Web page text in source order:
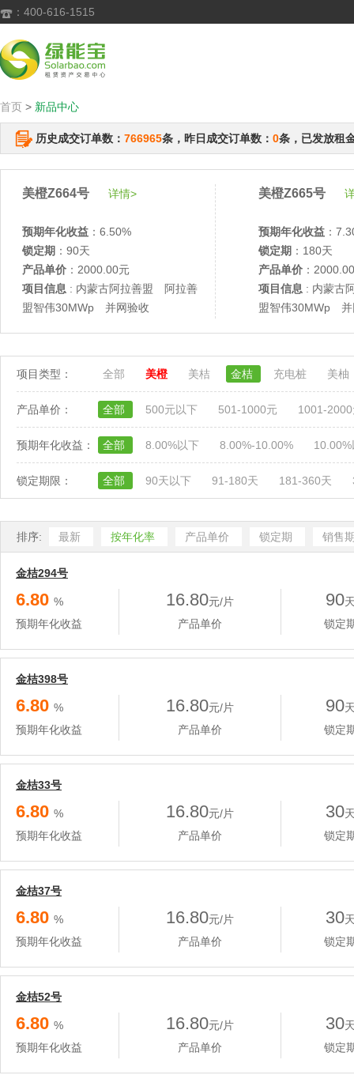
 ：400-616-1515
首页 > 新品中心
历史成交订单数： 766965条，昨日成交订单数： 0条，已发放租
美橙Z664号 详情>
预期年化收益 ：6.50%
锁定期 ：90天
产品单价 ：2000.00元
项目信息 : 内蒙古阿拉善盟 阿拉善
盟智伟30MWp 并网验收
美橙Z665号
预期年化收益 ：
锁定期 ：180天
产品单价 ：
项目信息 : 内蒙古
盟智伟30MWp 并
项目类型： 全部 美橙 美桔 金桔 充电桩 美柚
产品单价： 全部 500元以下 501-1000元 1001-
预期年化收益： 全部 8.00%以下 8.00%-10.00%
锁定期限： 全部 90天以下 91-180天 181-360天
排序: 最新 按年化率 产品单价 锁定期 销售
金桔294号
6.80 %
预期年化收益
16.80元/片
产品单价
90
锁定
金桔398号
6.80 %
预期年化收益
16.80元/片
产品单价
90
锁定
金桔33号
6.80 %
预期年化收益
16.80元/片
产品单价
30
锁定
金桔37号
6.80 %
预期年化收益
16.80元/片
产品单价
30
锁定
金桔52号
6.80 %
预期年化收益
16.80元/片
产品单价
30
锁定